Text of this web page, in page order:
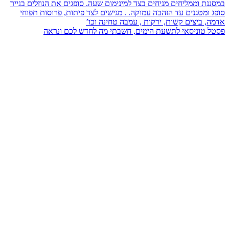
פסטל טוניסאי לתשעת הימים, חשבתי מה לחדש לכם ונראה